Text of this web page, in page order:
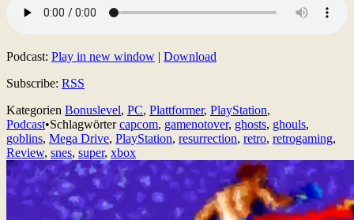
Podcast: Play in new window | Download
Subscribe: RSS
Kategorien Bonuslevel, PC, Plattformer, PlayStation,
Podcast•Schlagwörtercapcom, gamenotover, ghosts, ghouls,
goblins, Mega Drive, PlayStation, resurrection, retro, retrogaming,
Review, snes, super, xbox